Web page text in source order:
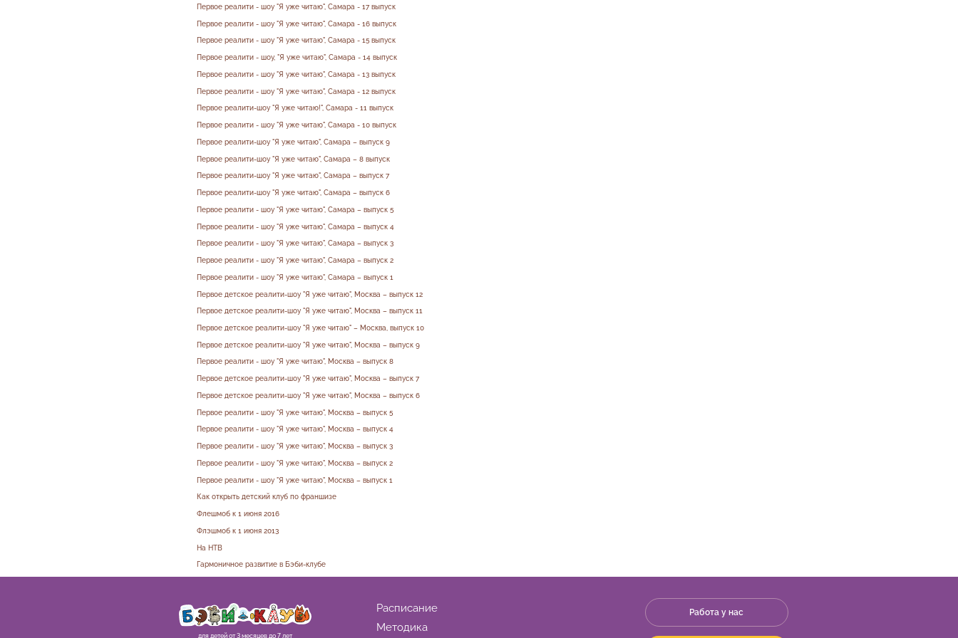
Первое реалити - шоу "Я уже читаю", Самара - 17 выпуск
Первое реалити - шоу "Я уже читаю", Самара - 16 выпуск
Первое реалити - шоу "Я уже читаю", Самара - 15 выпуск
Первое реалити - шоу, "Я уже читаю", Самара - 14 выпуск
Первое реалити - шоу "Я уже читаю", Самара - 13 выпуск
Первое реалити - шоу "Я уже читаю", Самара - 12 выпуск
Первое реалити-шоу "Я уже читаю!", Самара - 11 выпуск
Первое реалити - шоу "Я уже читаю", Самара - 10 выпуск
Первое реалити-шоу "Я уже читаю", Самара – выпуск 9
Первое реалити-шоу "Я уже читаю", Самара – 8 выпуск
Первое реалити-шоу "Я уже читаю", Самара – выпуск 7
Первое реалити-шоу "Я уже читаю", Самара – выпуск 6
Первое реалити - шоу "Я уже читаю", Самара – выпуск 5
Первое реалити - шоу "Я уже читаю", Самара – выпуск 4
Первое реалити - шоу "Я уже читаю", Самара – выпуск 3
Первое реалити - шоу "Я уже читаю", Самара – выпуск 2
Первое реалити - шоу "Я уже читаю", Самара – выпуск 1
Первое детское реалити-шоу "Я уже читаю", Москва – выпуск 12
Первое детское реалити-шоу "Я уже читаю", Москва – выпуск 11
Первое детское реалити-шоу "Я уже читаю" – Москва, выпуск 10
Первое детское реалити-шоу "Я уже читаю", Москва – выпуск 9
Первое реалити - шоу "Я уже читаю", Москва – выпуск 8
Первое детское реалити-шоу "Я уже читаю", Москва – выпуск 7
Первое детское реалити-шоу "Я уже читаю", Москва – выпуск 6
Первое реалити - шоу "Я уже читаю", Москва – выпуск 5
Первое реалити - шоу "Я уже читаю", Москва – выпуск 4
Первое реалити - шоу "Я уже читаю", Москва – выпуск 3
Первое реалити - шоу "Я уже читаю", Москва – выпуск 2
Первое реалити - шоу "Я уже читаю", Москва – выпуск 1
Как открыть детский клуб по франшизе
Флешмоб к 1 июня 2016
Флэшмоб к 1 июня 2013
На НТВ
Гармоничное развитие в Бэби-клубе
для детей от 3 месяцев до 7 лет
Расписание
Методика
Работа у нас